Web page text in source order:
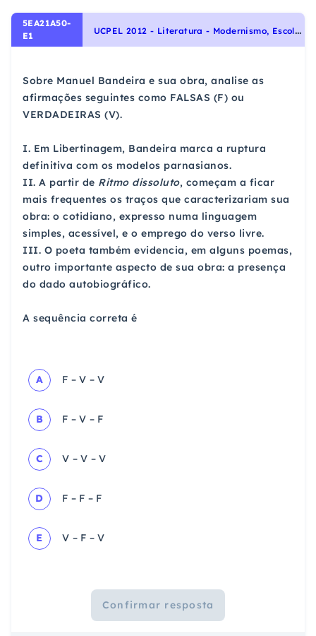
5EA21A50-
E1
U
CPEL 2012 - Literatura - Modernismo, Escolas Literárias
Sobre Manuel Bandeira e sua obra, analise as
afirmações seguintes como FALSAS (F) ou
VERDADEIRAS (V).
I. Em Libertinagem, Bandeira marca a ruptura
definitiva com os modelos parnasianos.
II. A partir de Ritmo dissoluto, começam a ficar
mais frequentes os traços que caracterizariam sua
obra: o cotidiano, expresso numa linguagem
simples, acessível, e o emprego do verso livre.
III. O poeta também evidencia, em alguns poemas,
outro importante aspecto de sua obra: a presença
do dado autobiográfico.
A sequência correta é
A F – V – V
B F – V – F
C V – V – V
D F – F – F
E V – F – V
Confirmar resposta